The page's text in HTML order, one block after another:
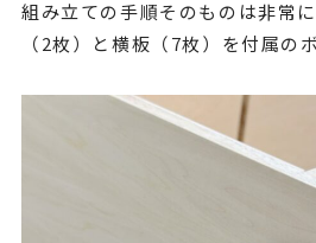
組み立ての手順そのものは非常
（2枚）と横板（7枚）を付属の